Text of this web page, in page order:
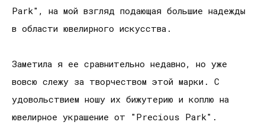
Park", на мой взгляд подающая большие надежды
в области ювелирного искусства.
Заметила я ее сравнительно недавно, но уже
вовсю слежу за творчеством этой марки. С
удовольствием ношу их бижутерию и коплю на
ювелирное украшение от "Precious Park".